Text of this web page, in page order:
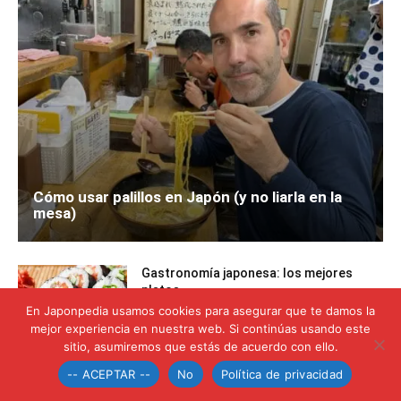
Cómo usar palillos en Japón (y no liarla en la
mesa)
Gastronomía japonesa: los mejores
platos
Come Japón: una guía gastronómica
imprescindible
En Japonpedia usamos cookies para asegurar que te damos la
mejor experiencia en nuestra web. Si continúas usando este
sitio, asumiremos que estás de acuerdo con ello.
-- ACEPTAR --
No Política de privacidad